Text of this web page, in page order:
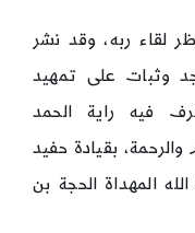
لقاء ربه، وقد نشر
وثبات على تمهيد
فيه راية الحمد
بقيادة حفيد
المهداة الحجة بن